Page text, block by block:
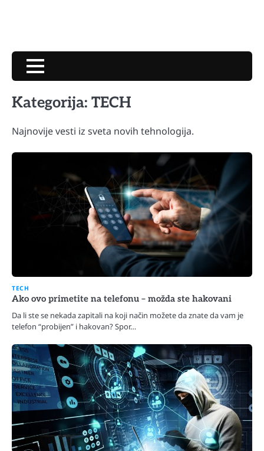
Kategorija: TECH
Najnovije vesti iz sveta novih tehnologija.
TECH
Ako ovo primetite na telefonu – možda ste hakovani
Da li ste se nekada zapitali na koji način možete da znate da vam je
telefon “probijen” i hakovan? Spor…